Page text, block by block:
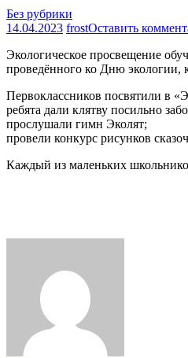
Без рубрики
14.04.2023 frostОставить
Экологическое просвещение
проведённого ко Дню экологии,
Первоклассников посвятили в
ребята дали клятву посильно
прослушали гимн Эколят;
провели конкурс рисунков
Каждый из маленьких